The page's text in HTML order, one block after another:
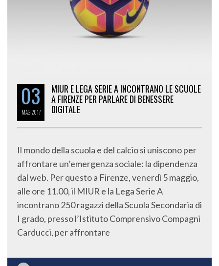
03
MAG2017
MIUR E LEGA SERIE A INCONTRANO LE SCUOLE
A FIRENZE PER PARLARE DI BENESSERE
DIGITALE
Il mondo della scuola e del calcio si uniscono per
affrontare un’emergenza sociale: la dipendenza
dal web. Per questo a Firenze, venerdì 5 maggio,
alle ore 11.00, il MIUR e la Lega Serie A
incontrano 250 ragazzi della Scuola Secondaria di
I grado, presso l’Istituto Comprensivo Compagni
Carducci, per affrontare